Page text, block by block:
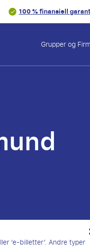
100 % finansiell
Grupper og
‘e-billetter’. Andre typer